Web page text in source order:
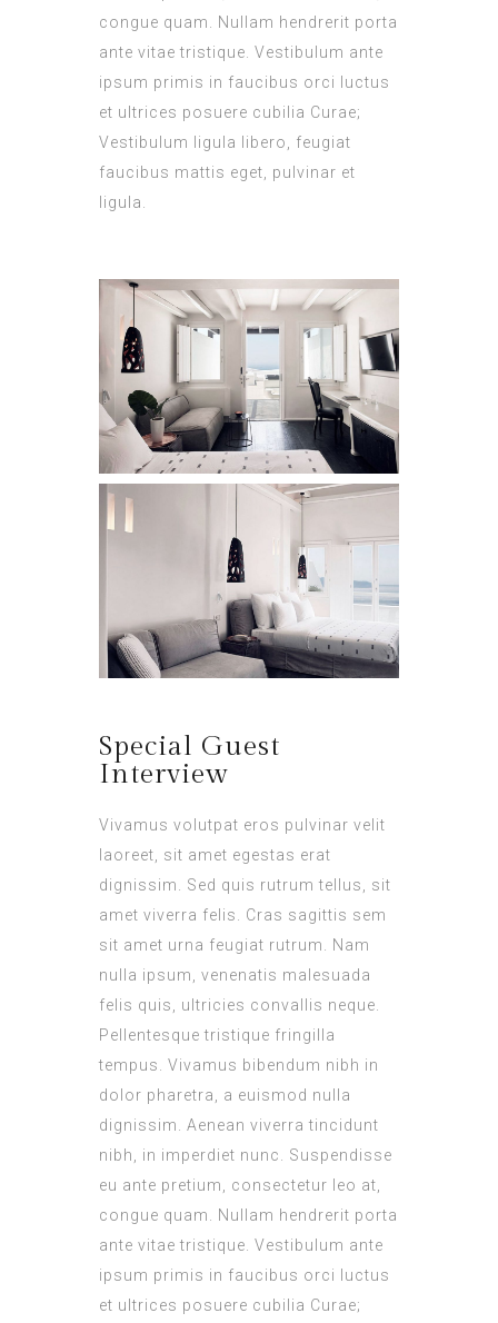
congue quam. Nullam hendrerit porta
ante vitae tristique. Vestibulum ante
ipsum primis in faucibus orci luctus
et ultrices posuere cubilia Curae;
Vestibulum ligula libero, feugiat
faucibus mattis eget, pulvinar et
ligula.
Special Guest
Interview
Vivamus volutpat eros pulvinar velit
laoreet, sit amet egestas erat
dignissim. Sed quis rutrum tellus, sit
amet viverra felis. Cras sagittis sem
sit amet urna feugiat rutrum. Nam
nulla ipsum, venenatis malesuada
felis quis, ultricies convallis neque.
Pellentesque tristique fringilla
tempus. Vivamus bibendum nibh in
dolor pharetra, a euismod nulla
dignissim. Aenean viverra tincidunt
nibh, in imperdiet nunc. Suspendisse
eu ante pretium, consectetur leo at,
congue quam. Nullam hendrerit porta
ante vitae tristique. Vestibulum ante
ipsum primis in faucibus orci luctus
et ultrices posuere cubilia Curae;